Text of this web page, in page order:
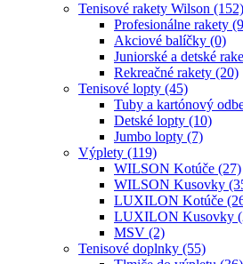
Tenisové rakety Wilson (152)
Profesionálne rakety
Akciové balíčky (0)
Juniorské a detské
Rekreačné rakety (20)
Tenisové lopty (45)
Tuby a kartónový
Detské lopty (10)
Jumbo lopty (7)
Výplety (119)
WILSON Kotúče (27)
WILSON Kusovky
LUXILON Kotúče
LUXILON Kusovky
MSV (2)
Tenisové doplnky (55)